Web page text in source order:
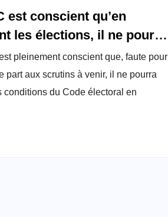
est conscient qu’en
les élections, il ne pourra
les conditions du Code
vigueur, présenter un
un prochain scrutin
», l’intégralité du
pleinement conscient que, faute pour
part aux scrutins à venir, il ne pourra
conditions du Code électoral en